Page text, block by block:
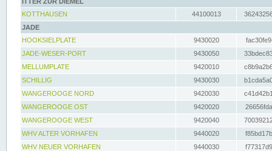
KOTTHAUSEN
44100013
JADE
HOOKSIELPLATE
9430020
JADE-WESER-PORT
9430050
MELLUMPLATE
9420010
SCHILLIG
9430030
WANGEROOGE NORD
9420030
WANGEROOGE OST
9420020
WANGEROOGE WEST
9420040
WHV ALTER VORHAFEN
9440020
WHV NEUER VORHAFEN
9440030